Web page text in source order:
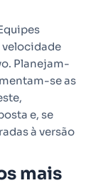
Planejam-
se as
e, se
à versão
mais